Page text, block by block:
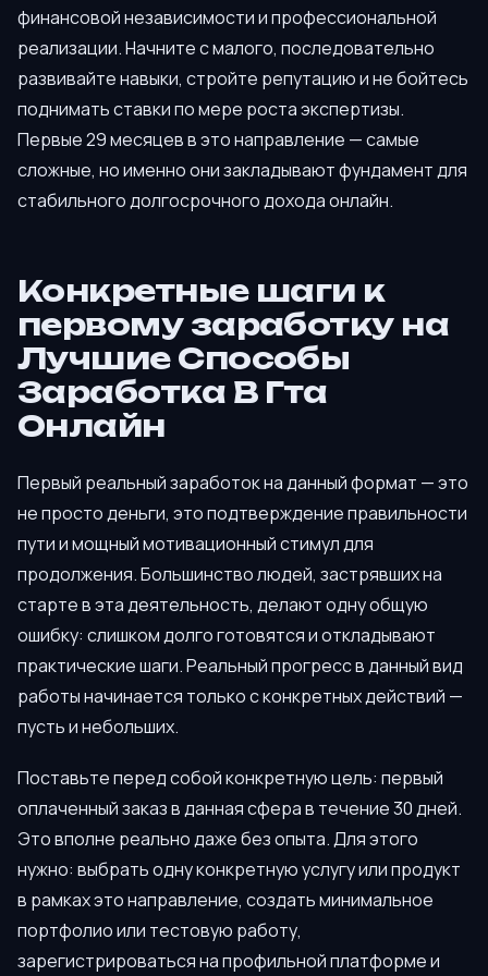
финансовой независимости и профессиональной
реализации. Начните с малого, последовательно
развивайте навыки, стройте репутацию и не бойтесь
поднимать ставки по мере роста экспертизы.
Первые 29 месяцев в это направление — самые
сложные, но именно они закладывают фундамент для
стабильного долгосрочного дохода онлайн.
Конкретные шаги к
первому заработку на
Лучшие Способы
Заработка В Гта
Онлайн
Первый реальный заработок на данный формат — это
не просто деньги, это подтверждение правильности
пути и мощный мотивационный стимул для
продолжения. Большинство людей, застрявших на
старте в эта деятельность, делают одну общую
ошибку: слишком долго готовятся и откладывают
практические шаги. Реальный прогресс в данный вид
работы начинается только с конкретных действий —
пусть и небольших.
Поставьте перед собой конкретную цель: первый
оплаченный заказ в данная сфера в течение 30 дней.
Это вполне реально даже без опыта. Для этого
нужно: выбрать одну конкретную услугу или продукт
в рамках это направление, создать минимальное
портфолио или тестовую работу,
зарегистрироваться на профильной платформе и